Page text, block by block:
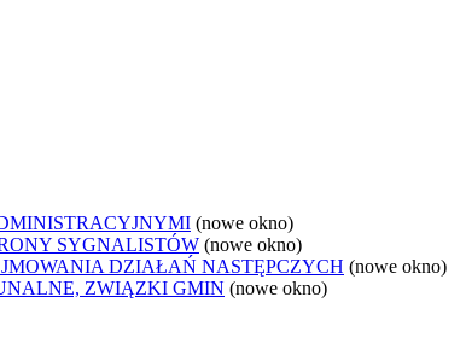
(nowe okno)
SYGNALISTÓW (nowe okno)
DZIAŁAŃ NASTĘPCZYCH (nowe okno)
ZWIĄZKI GMIN (nowe okno)